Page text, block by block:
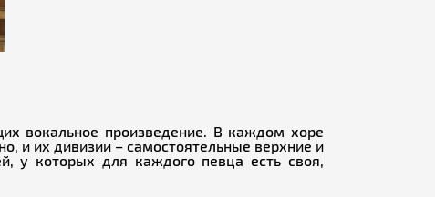
вокальное произведение. В каждом хоре
и их дивизии – самостоятельные верхние и
у которых для каждого певца есть своя,